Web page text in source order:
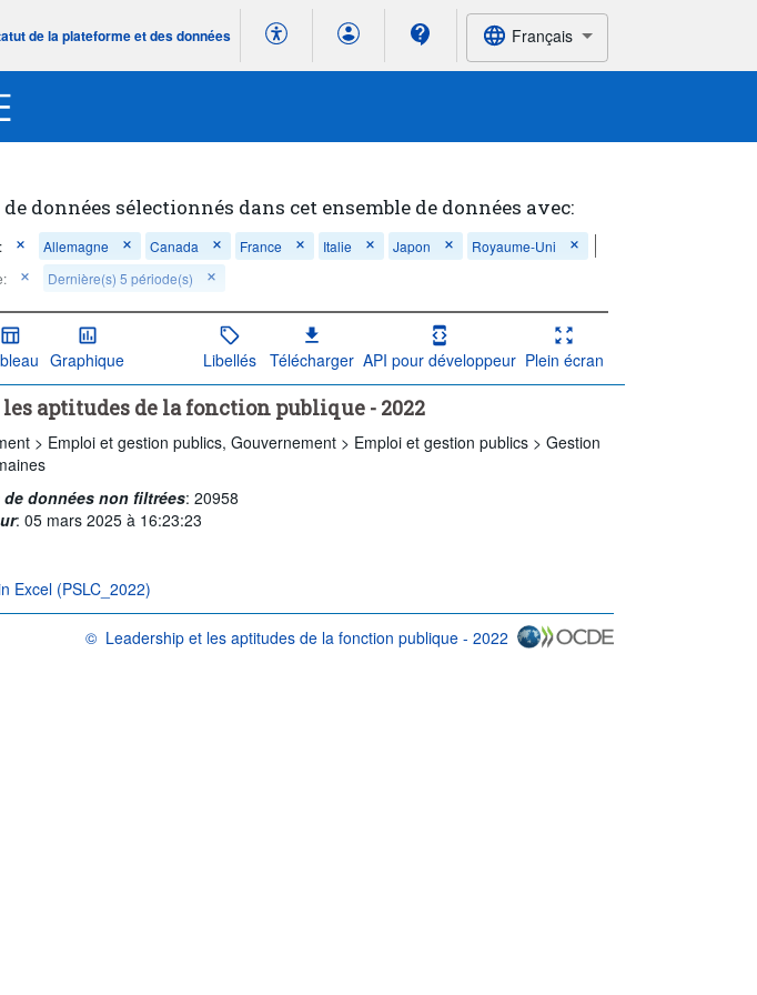
de la plateforme et des données Français
données sélectionnés dans cet ensemble de données avec:
Allemagne Canada France Italie Japon
Royaume-Uni
Dernière(s) 5 période(s)
Graphique Libellés Télécharger API pour développeur Plein écran
aptitudes de la fonction publique - 2022
> Emploi et gestion publics,Gouvernement > Emploi et gestion publics >Gestion
données non filtrées:20958
:05 mars 2025 à 16:23:23
Excel (PSLC_2022)
© Leadership et les aptitudes de la fonction publique - 2022